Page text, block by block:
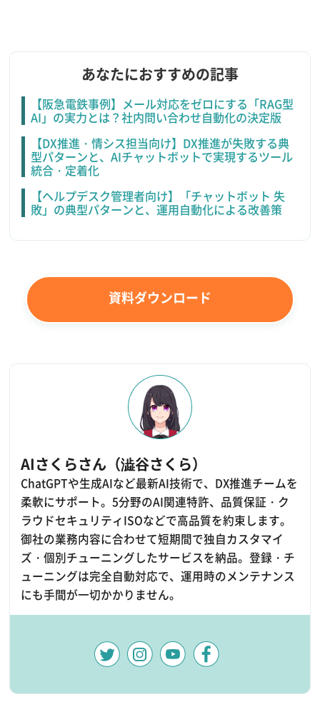
あなたにおすすめの記事
【阪急電鉄事例】メール対応をゼロにする「RAG型
AI」の実力とは？社内問い合わせ自動化の決定版
【DX推進・情シス担当向け】DX推進が失敗する典
型パターンと、AIチャットボットで実現するツール
統合・定着化
【ヘルプデスク管理者向け】「チャットボット 失
敗」の典型パターンと、運用自動化による改善策
資料ダウンロード
AIさくらさん（澁谷さくら）
ChatGPTや生成AIなど最新AI技術で、DX推進チームを
柔軟にサポート。5分野のAI関連特許、品質保証・ク
ラウドセキュリティISOなどで高品質を約束します。
御社の業務内容に合わせて短期間で独自カスタマイ
ズ・個別チューニングしたサービスを納品。登録・チ
ューニングは完全自動対応で、運用時のメンテナンス
にも手間が一切かかりません。